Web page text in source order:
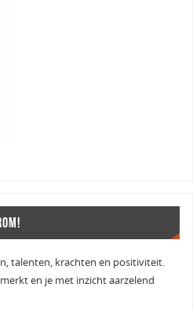
talenten, krachten en positiviteit.
en je met inzicht aarzelend